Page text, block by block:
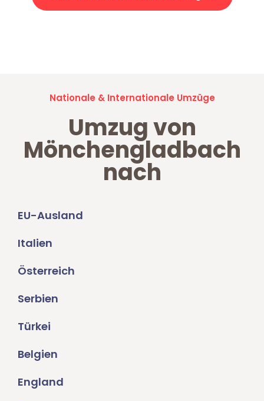
Nationale & Internationale Umzüge
Umzug von
Mönchengladbach
nach
EU-Ausland
Italien
Österreich
Serbien
Türkei
Belgien
England